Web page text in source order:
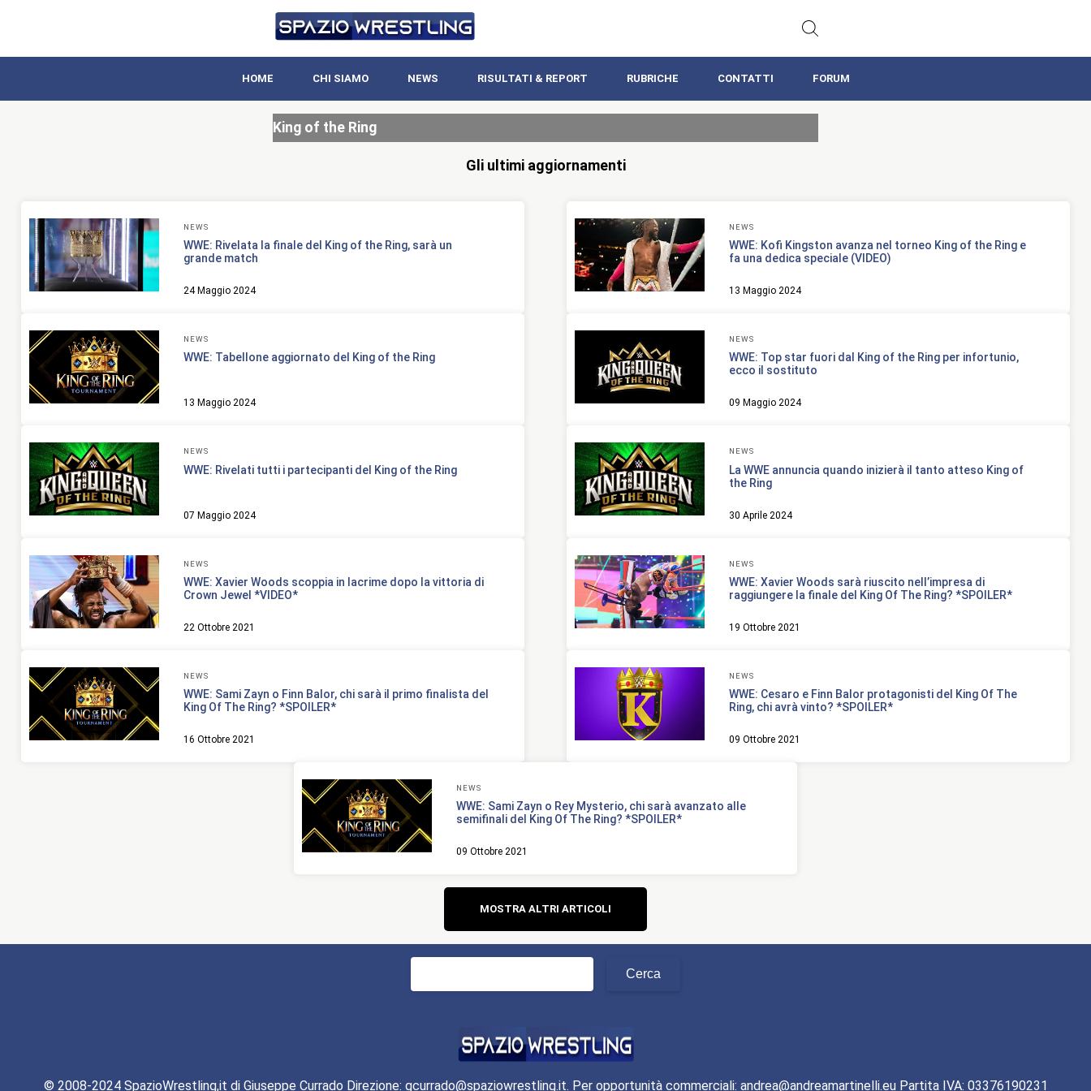
HOME CHI SIAMO NEWS RISULTATI & REPORT RUBRICHE CONTATTI FORUM
King of the Ring
Gli ultimi aggiornamenti
NEWS
WWE: Rivelata la finale del King of the Ring, sarà un
grande match
24 Maggio 2024
NEWS
WWE: Kofi Kingston avanza nel torneo King of the Ring e
fa una dedica speciale (VIDEO)
13 Maggio 2024
NEWS
WWE: Tabellone aggiornato del King of the Ring
13 Maggio 2024
NEWS
WWE: Top star fuori dal King of the Ring per infortunio,
ecco il sostituto
09 Maggio 2024
NEWS
WWE: Rivelati tutti i partecipanti del King of the Ring
07 Maggio 2024
NEWS
La WWE annuncia quando inizierà il tanto atteso King of
the Ring
30 Aprile 2024
NEWS
WWE: Xavier Woods scoppia in lacrime dopo la vittoria di
Crown Jewel *VIDEO*
22 Ottobre 2021
NEWS
WWE: Xavier Woods sarà riuscito nell’impresa di
raggiungere la finale del King Of The Ring? *SPOILER*
19 Ottobre 2021
NEWS
WWE: Sami Zayn o Finn Balor, chi sarà il primo finalista del
King Of The Ring? *SPOILER*
16 Ottobre 2021
NEWS
WWE: Cesaro e Finn Balor protagonisti del King Of The
Ring, chi avrà vinto? *SPOILER*
09 Ottobre 2021
NEWS
WWE: Sami Zayn o Rey Mysterio, chi sarà avanzato alle
semifinali del King Of The Ring? *SPOILER*
09 Ottobre 2021
Navigazione
articoli
MOSTRA ALTRI ARTICOLI
Ricerca
© 2008-2024 SpazioWrestling,it di Giuseppe Currado Direzione: gcurrado@spaziowrestling.it. Per opportunità commerciali: andrea@andreamartinelli.eu Partita IVA: 03376190231